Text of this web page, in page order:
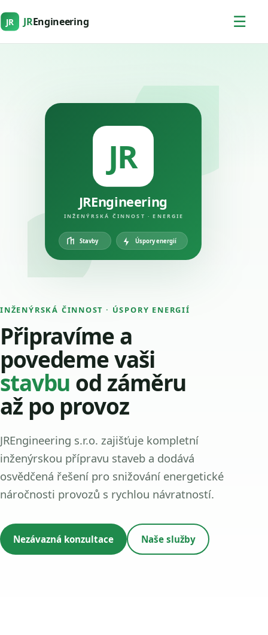
JR JREngineering ☰
INŽENÝRSKÁ ČINNOST · ÚSPORY ENERGIÍ
Připravíme a
povedeme vaši
stavbu od záměru
až po provoz
JREngineering s.r.o. zajišťuje kompletní
inženýrskou přípravu staveb a dodává
osvědčená řešení pro snižování energetické
náročnosti provozů s rychlou návratností.
Nezávazná konzultace Naše služby
JR
JREngineering
INŽENÝRSKÁ ČINNOST · ENERGIE
Stavby Úspory energií